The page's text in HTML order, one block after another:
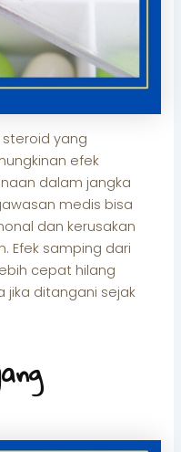
yang
efek
dalam jangka
medis bisa
dan kerusakan
Efek samping dari
cepat hilang
ditangani sejak